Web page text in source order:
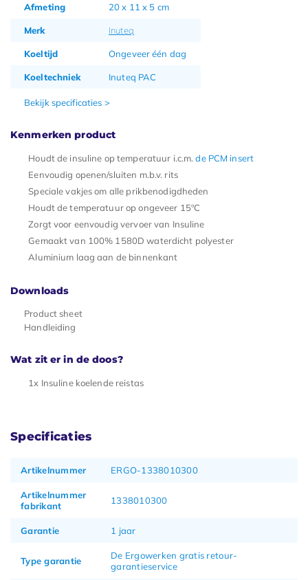
Afmeting 20 x 11 x 5 cm
Merk Inuteq
Koeltijd Ongeveer één dag
Koeltechniek Inuteq PAC
Bekijk specificaties >
Kenmerken product
Houdt de insuline op temperatuur i.c.m.de PCM insert
Eenvoudig openen/sluiten m.b.v. rits
Speciale vakjes om alle prikbenodigdheden
Houdt de temperatuur op ongeveer 15ºC
Zorgt voor eenvoudig vervoer van Insuline
Gemaakt van 100% 1580D waterdicht polyester
Aluminium laag aan de binnenkant
Downloads
Product sheet
Handleiding
Wat zit er in de doos?
1x Insuline koelende reistas
Specificaties
Artikelnummer ERGO-1338010300
Artikelnummer
fabrikant
1338010300
Garantie 1 jaar
Type garantie
De Ergowerken gratis retour-
garantieservice